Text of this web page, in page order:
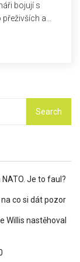
bojují s
a
Je to faul?
co si dát pozor
Willis nastěhoval